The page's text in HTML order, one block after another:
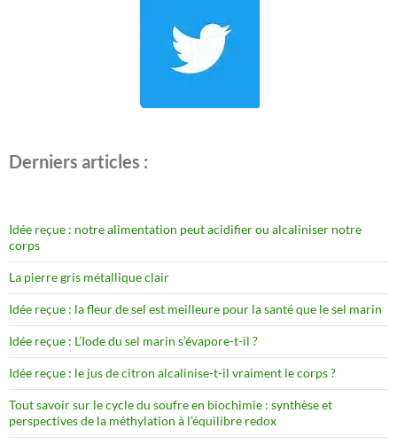
Derniers articles :
Idée reçue : notre alimentation peut acidifier ou alcaliniser notre
corps
La pierre gris métallique clair
Idée reçue : la fleur de sel est meilleure pour la santé que le sel marin
Idée reçue : L’Iode du sel marin s’évapore-t-il ?
Idée reçue : le jus de citron alcalinise-t-il vraiment le corps ?
Tout savoir sur le cycle du soufre en biochimie : synthèse et
perspectives de la méthylation à l’équilibre redox